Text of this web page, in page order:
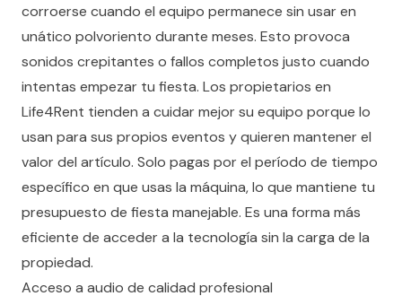
corroerse cuando el equipo permanece sin usar en
unático polvoriento durante meses. Esto provoca
sonidos crepitantes o fallos completos justo cuando
intentas empezar tu fiesta. Los propietarios en
Life4Rent tienden a cuidar mejor su equipo porque lo
usan para sus propios eventos y quieren mantener el
valor del artículo. Solo pagas por el período de tiempo
específico en que usas la máquina, lo que mantiene tu
presupuesto de fiesta manejable. Es una forma más
eficiente de acceder a la tecnología sin la carga de la
propiedad.
Acceso a audio de calidad profesional